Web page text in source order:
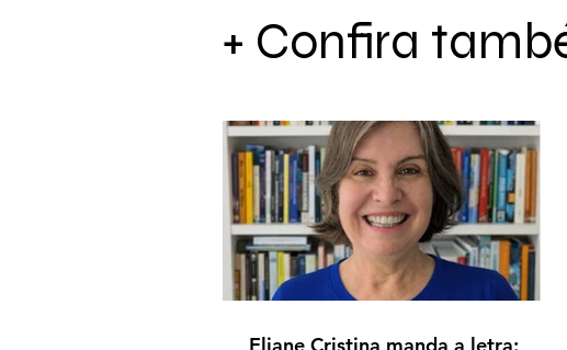
+ Confira
Eliane Cristina manda a letra: